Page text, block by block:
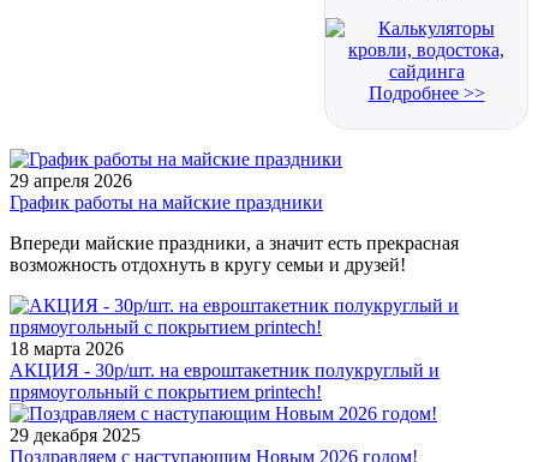
Подробнее >>
29 апреля 2026
График работы на майские праздники
Впереди майские праздники, а значит есть прекрасная
возможность отдохнуть в кругу семьи и друзей!
18 марта 2026
АКЦИЯ - 30р/шт. на евроштакетник полукруглый и
прямоугольный с покрытием printech!
29 декабря 2025
Поздравляем с наступающим Новым 2026 годом!